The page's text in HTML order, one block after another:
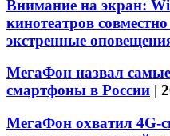
Внимание на экран:
кинотеатров
экстренные
МегаФон назвал
смартфоны в России |
МегаФон охватил 4G-